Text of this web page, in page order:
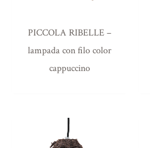
PICCOLA RIBELLE –
lampada con filo color
cappuccino